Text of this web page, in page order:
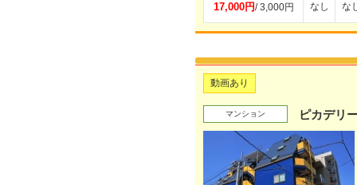
17,000円/ 3,000円 なし な
動画あり
マンション ピカデリ